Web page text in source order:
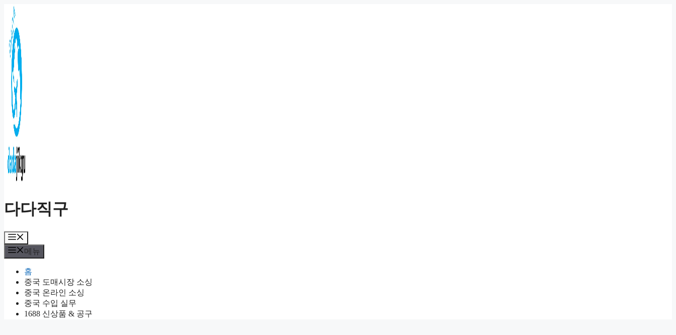
츠
로
건
너
뛰
다다직구
뉴
메뉴
홈
중국 도매시장 소싱
중국 온라인 소싱
중국 수입 실무
1688 신상품 & 공구